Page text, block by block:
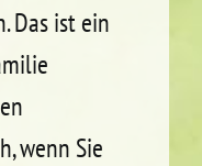
Das ist ein
wenn Sie